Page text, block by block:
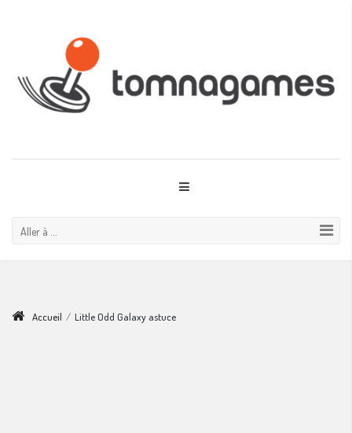
Aller à ...
Accueil / Little Odd Galaxy astuce